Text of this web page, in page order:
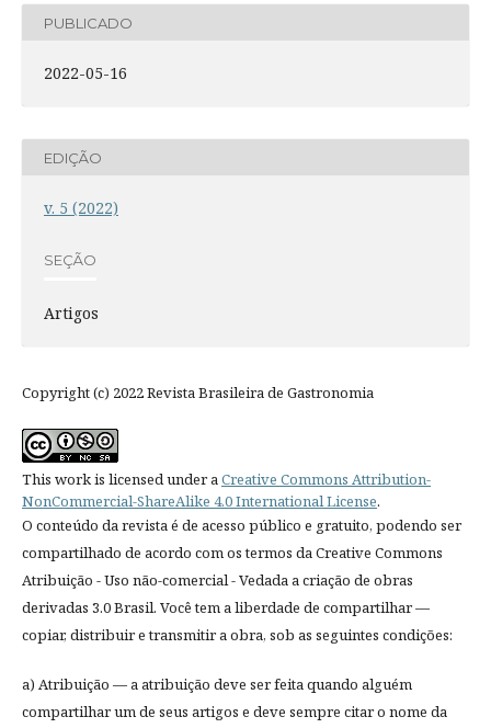
PUBLICADO
2022-05-16
EDIÇÃO
v. 5 (2022)
SEÇÃO
Artigos
Copyright (c) 2022 Revista Brasileira de Gastronomia
This work is licensed under aCreative Commons Attribution-
NonCommercial-ShareAlike 4.0 International License.
O conteúdo da revista é de acesso público e gratuito, podendo ser
compartilhado de acordo com os termos da Creative Commons
Atribuição - Uso não-comercial - Vedada a criação de obras
derivadas 3.0 Brasil. Você tem a liberdade de compartilhar —
copiar, distribuir e transmitir a obra, sob as seguintes condições:
a) Atribuição — a atribuição deve ser feita quando alguém
compartilhar um de seus artigos e deve sempre citar o nome da